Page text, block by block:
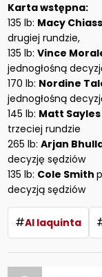
Karta wstępna:
135 lb: Macy
drugiej rundzie,
135 lb:Vince
jednogłośną
170 lb: Nordine
jednogłośną
145 lb: Matt Sayles
trzeciej rundzie
265 lb:Arjan
decyzję sędziów
135 lb: Cole Smith
decyzją sędziów
#Al Iaquinta